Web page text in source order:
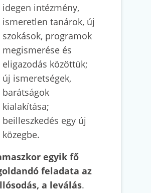
idegen intézmény,
ismeretlen tanárok, új
szokások, programok
megismerése és
eligazodás közöttük;
új ismeretségek,
barátságok
kialakítása;
beilleszkedés egy új
közegbe.
egyik fő
feladata az
a leválás.